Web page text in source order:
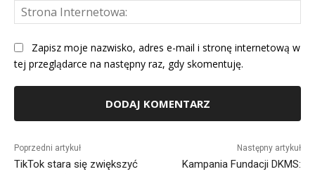
Zapisz moje nazwisko, adres e-mail i stronę internetową w
tej przeglądarce na następny raz, gdy skomentuję.
Poprzedni artykuł
TikTok stara się zwiększyć
Następny artykuł
Kampania Fundacji DKMS: